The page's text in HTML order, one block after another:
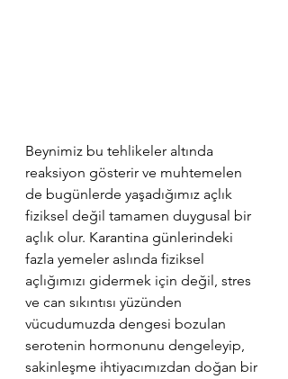
Beynimiz bu tehlikeler altında
reaksiyon gösterir ve muhtemelen
de bugünlerde yaşadığımız açlık
fiziksel değil tamamen duygusal bir
açlık olur. Karantina günlerindeki
fazla yemeler aslında fiziksel
açlığımızı gidermek için değil, stres
ve can sıkıntısı yüzünden
vücudumuzda dengesi bozulan
serotenin hormonunu dengeleyip,
sakinleşme ihtiyacımızdan doğan bir